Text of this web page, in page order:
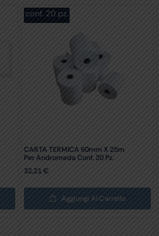
conf. 20 pz.
CARTA TERMICA 60mm X 25m
Per Andromeda Conf. 20 Pz.
32,21€
Aggiungi Al Carrello